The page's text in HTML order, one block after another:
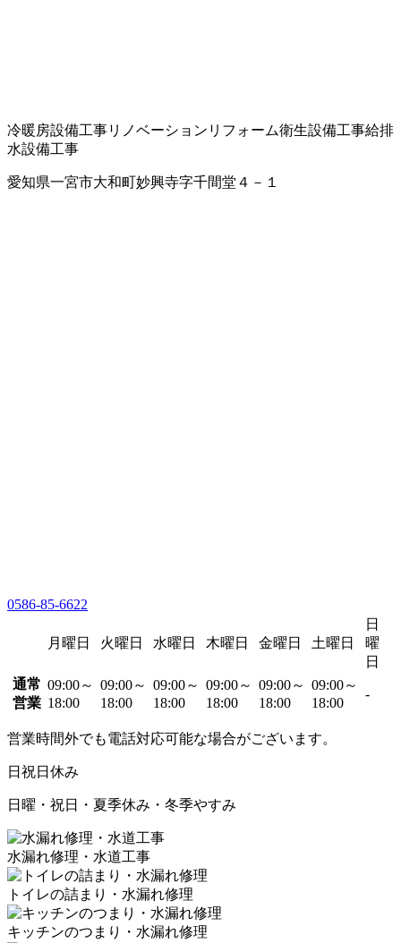
冷暖房設備工事リノベーション リフォーム衛生設備工事給排
水設備工事
愛知県一宮市大和町妙興寺字千間堂４－１
0586-85-6622
月曜日 火曜日 水曜日 木曜日 金曜日 土曜日
日
曜
日
通常
営業
09:00～
18:00
09:00～
18:00
09:00～
18:00
09:00～
18:00
09:00～
18:00
09:00～
18:00
-
営業時間外でも電話対応可能な場合がございます。
日祝日休み
日曜・祝日・夏季休み・冬季やすみ
水漏れ修理・水道工事
トイレの詰まり・水漏れ修理
キッチンのつまり・水漏れ修理